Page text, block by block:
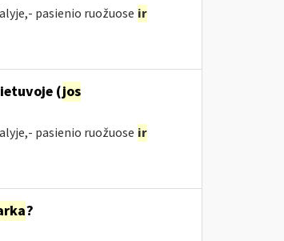
pasienio ruožuose ir
(jos
pasienio ruožuose ir
?